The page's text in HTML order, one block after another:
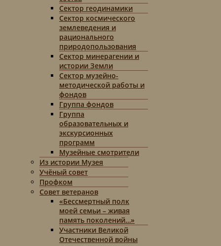
Сектор геодинамики
Сектор космического
землеведения и
рационального
природопользования
Сектор минерагении и
истории Земли
Сектор музейно-
методической работы и
фондов
Группа фондов
Группа
образовательных и
экскурсионных
программ
Музейные смотрители
Из истории Музея
Учёный совет
Профком
Совет ветеранов
«Бессмертный полк
моей семьи – живая
память поколений…»
Участники Великой
Отечественной войны